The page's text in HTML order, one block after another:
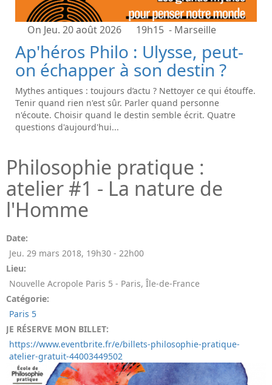
On Jeu. 20 août 2026 19h15 - Marseille
Ap'héros Philo : Ulysse, peut-
on échapper à son destin ?
Mythes antiques : toujours d’actu ? Nettoyer ce qui étouffe.
Tenir quand rien n'est sûr. Parler quand personne
n'écoute. Choisir quand le destin semble écrit. Quatre
questions d'aujourd'hui...
Philosophie pratique :
atelier #1 - La nature de
l'Homme
Date:
Jeu. 29 mars 2018, 19h30 - 22h00
Lieu:
Nouvelle Acropole Paris 5 - Paris, Île-de-France
Catégorie:
Paris 5
JE RÉSERVE MON BILLET:
https://www.eventbrite.fr/e/billets-philosophie-pratique-
atelier-gratuit-44003449502